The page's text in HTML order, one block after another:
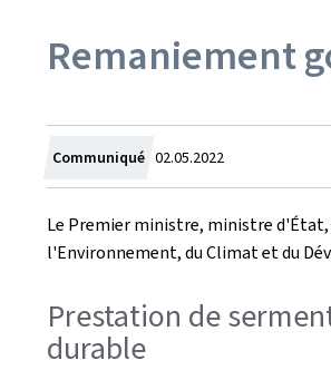
Remaniement
Communiqué Crée
le
02.05.2022
Le Premier ministre, ministre d'État,
l'Environnement, du Climat et du
Prestation de
durable